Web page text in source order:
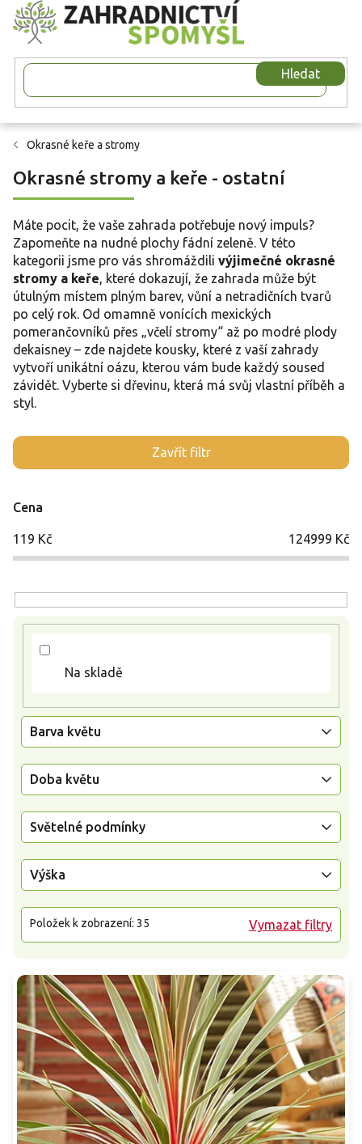
Přejít
na
obsah
Hledat
Okrasné keře a stromy
Okrasné stromy a keře - ostatní
Máte pocit, že vaše zahrada potřebuje nový impuls?
Zapomeňte na nudné plochy fádní zeleně. V této
kategorii jsme pro vás shromáždili výjimečné okrasné
stromy a keře , které dokazují, že zahrada může být
útulným místem plným barev, vůní a netradičních tvarů
po celý rok. Od omamně vonících mexických
pomerančovníků přes „včelí stromy“ až po modré plody
dekaisney – zde najdete kousky, které z vaší zahrady
vytvoří unikátní oázu, kterou vám bude každý soused
závidět. Vyberte si dřevinu, která má svůj vlastní příběh a
styl.
Zavřít filtr
Cena
119 Kč 124999 Kč
Na skladě
Barva květu
Doba květu
Světelné podmínky
Výška
Vymazat filtry
Položek k zobrazení: 35
V
ý
s
p
u